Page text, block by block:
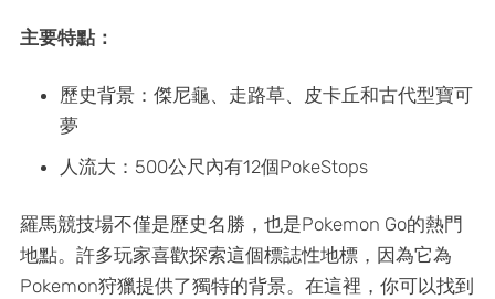
主要特點：
歷史背景：傑尼龜、走路草、皮卡丘和古代型寶可
夢
人流大：500公尺內有12個PokeStops
羅馬競技場不僅是歷史名勝，也是Pokemon Go的熱門
地點。許多玩家喜歡探索這個標誌性地標，因為它為
Pokemon狩獵提供了獨特的背景。在這裡，你可以找到